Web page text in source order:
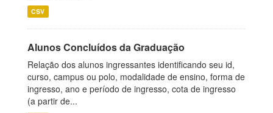
CSV
Alunos Concluídos da Graduação
Relação dos alunos ingressantes identificando seu id,
curso, campus ou polo, modalidade de ensino, forma de
ingresso, ano e período de ingresso, cota de ingresso
(a partir de...